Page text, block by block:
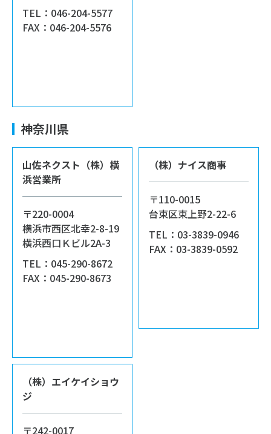
TEL：046-204-5577
FAX：046-204-5576
神奈川県
山佐ネクスト（株）横
浜営業所
〒220-0004
横浜市西区北幸2-8-19
横浜西口Ｋビル2A-3
TEL：045-290-8672
FAX：045-290-8673
（株）ナイス商事
〒110-0015
台東区東上野2-22-6
TEL：03-3839-0946
FAX：03-3839-0592
（株）エイケイショウ
ジ
〒242-0017